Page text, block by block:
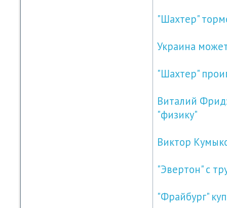
"Шахтер"
Украина
"Шахтер"
Виталий
"физику"
Виктор
"Эвертон" с
"Фрайбург"